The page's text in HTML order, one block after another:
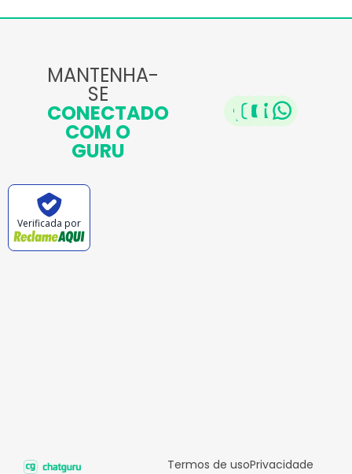
MANTENHA-
SE
CONECTADO
COM O
GURU
Verificada por
Termos de usoPrivacidade